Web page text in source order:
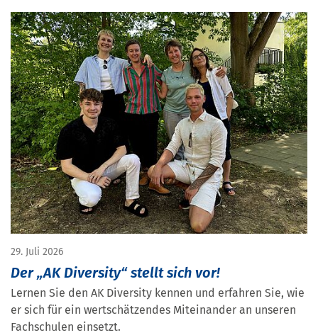
29. Juli 2026
Der „AK Diversity“ stellt sich vor!
Lernen Sie den AK Diversity kennen und erfahren Sie, wie
er sich für ein wertschätzendes Miteinander an unseren
Fachschulen einsetzt.